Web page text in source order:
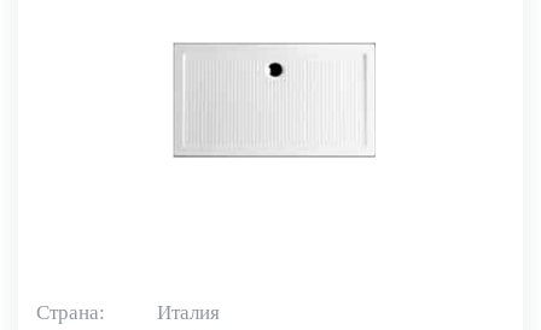
Страна:
Италия